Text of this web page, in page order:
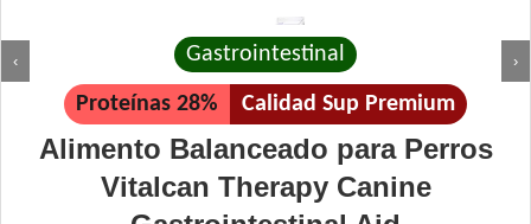
‹ ›
Gastrointestinal
Proteínas 28% Calidad Sup Premium
Alimento Balanceado para Perros
Vitalcan Therapy Canine